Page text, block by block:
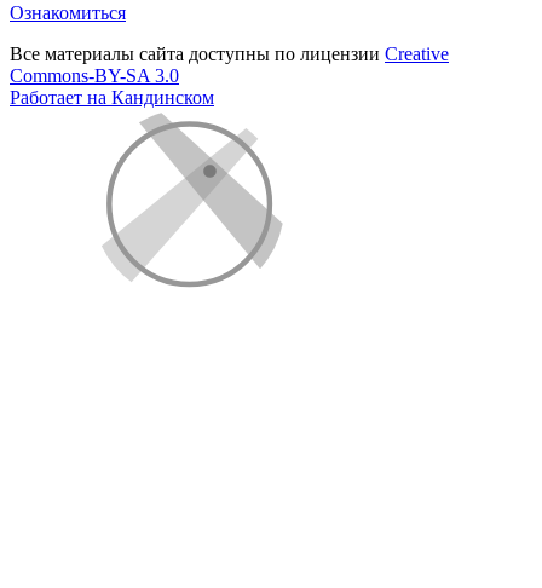
Ознакомиться
Все материалы сайта доступны по лицензии Creative
Commons-BY-SA 3.0
Работает на Кандинском